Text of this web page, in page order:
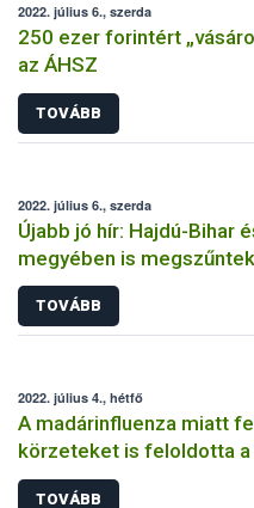
2022. július 6., szerda
250 ezer forintért
az ÁHSZ
TOVÁBB
2022. július 6., szerda
Újabb jó hír: Hajdú-Bihar
megyében is
TOVÁBB
2022. július 4., hétfő
A madárinfluenza miatt
körzeteket is feloldotta
TOVÁBB